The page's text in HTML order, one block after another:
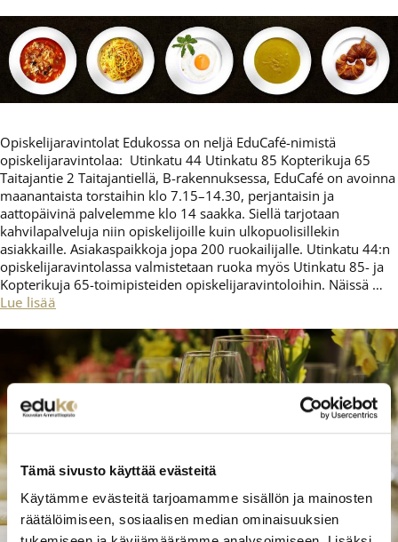
Tämä sivusto käyttää evästeitä
Käytämme evästeitä tarjoamamme sisällön ja mainosten
räätälöimiseen, sosiaalisen median ominaisuuksien
Opiskelijaravintolat Edukossa on neljä EduCafé-nimistä
opiskelijaravintolaa: Utinkatu 44 Utinkatu 85 Kopterikuja 65
Taitajantie 2 Taitajantiellä, B-rakennuksessa, EduCafé on avoinna
maanantaista torstaihin klo 7.15–14.30, perjantaisin ja
aattopäivinä palvelemme klo 14 saakka. Siellä tarjotaan
kahvilapalveluja niin opiskelijoille kuin ulkopuolisillekin
asiakkaille. Asiakaspaikkoja jopa 200 ruokailijalle. Utinkatu 44:n
opiskelijaravintolassa valmistetaan ruoka myös Utinkatu 85- ja
Kopterikuja 65-toimipisteiden opiskelijaravintoloihin. Näissä …
Lue lisää